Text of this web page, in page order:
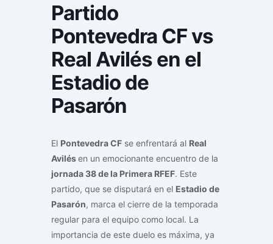
Partido
Pontevedra CF vs
Real Avilés en el
Estadio de
Pasarón
El Pontevedra CF se enfrentará al Real
Avilésen un emocionante encuentro de la
jornada 38 de la Primera RFEF. Este
partido, que se disputará en el Estadio de
Pasarón, marca el cierre de la temporada
regular para el equipo como local. La
importancia de este duelo es máxima, ya